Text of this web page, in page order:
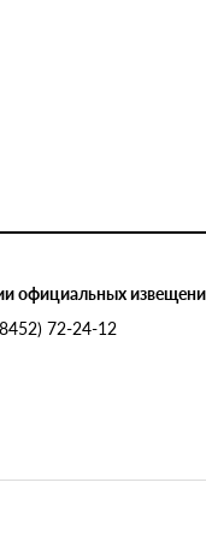
официальных
72-24-12